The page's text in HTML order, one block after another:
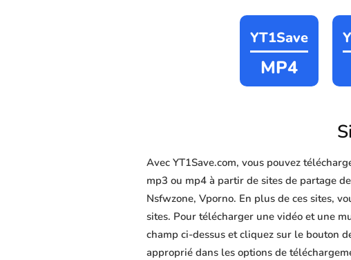
YT1Save
MP4
Avec YT1Save.com, vous pouvez
mp3 ou mp4 à partir de sites de partage
Nsfwzone, Vporno. En plus de ces sites,
sites. Pour télécharger une vidéo et une
champ ci-dessus et cliquez sur le bouton
approprié dans les options de